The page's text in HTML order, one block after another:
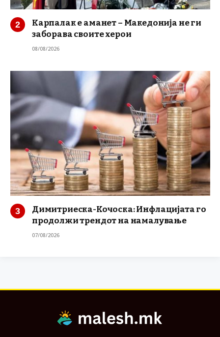
Карпалак е аманет – Македонија не ги
заборава своите херои
08/08/2026
Димитриеска-Кочоска: Инфлацијата го
продолжи трендот на намалување
07/08/2026